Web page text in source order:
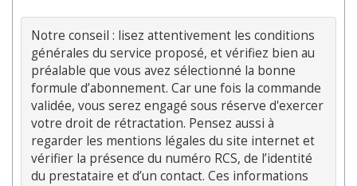
Notre conseil : lisez attentivement les conditions
générales du service proposé, et vérifiez bien au
préalable que vous avez sélectionné la bonne
formule d’abonnement. Car une fois la commande
validée, vous serez engagé sous réserve d'exercer
votre droit de rétractation. Pensez aussi à
regarder les mentions légales du site internet et
vérifier la présence du numéro RCS, de l’identité
du prestataire et d’un contact. Ces informations